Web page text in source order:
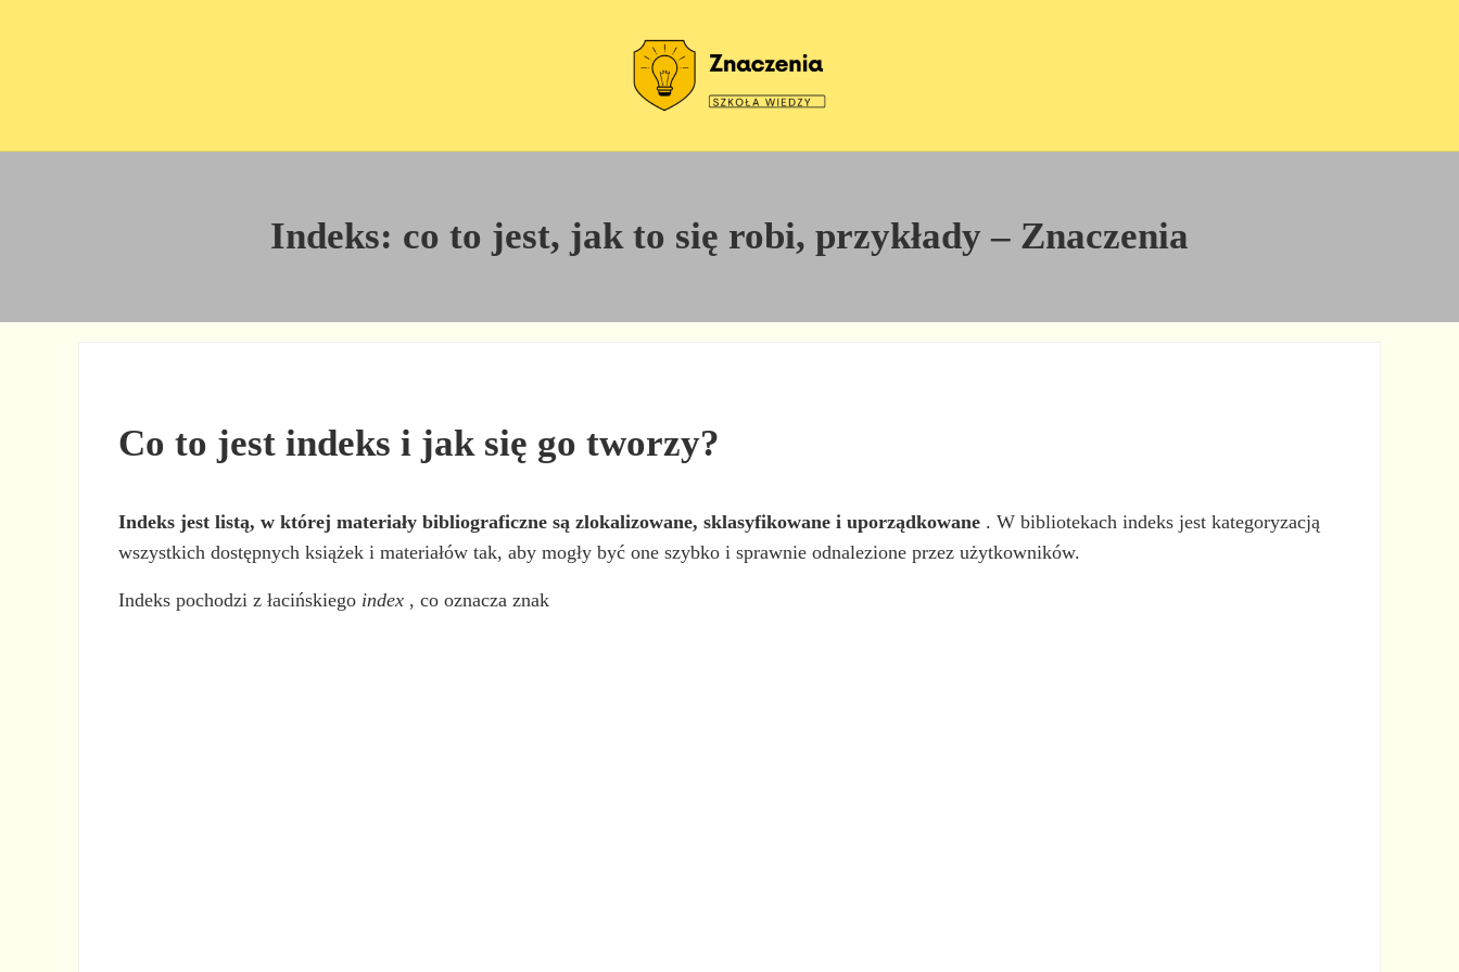
Indeks: co to jest, jak to się robi, przykłady – Znaczenia
Co to jest indeks i jak się go tworzy?
Indeks jest listą, w której materiały bibliograficzne są zlokalizowane, sklasyfikowane i uporządkowane . W bibliotekach indeks jest kategoryzacją
wszystkich dostępnych książek i materiałów tak, aby mogły być one szybko i sprawnie odnalezione przez użytkowników.
Indeks pochodzi z łacińskiego index , co oznacza znak